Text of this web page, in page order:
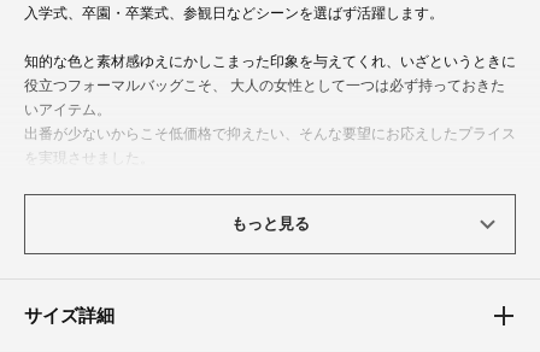
入学式、卒園・卒業式、参観日などシーンを選ばず活躍します。
知的な色と素材感ゆえにかしこまった印象を与えてくれ、いざというときに
役立つフォーマルバッグこそ、 大人の女性として一つは必ず持っておきた
いアイテム。
出番が少ないからこそ低価格で抑えたい、そんな要望にお応えしたプライス
を実現させました。
ミニ財布・ハンカチ・スマホ・お化粧品・ご祝儀袋・香典袋など必需品をキ
もっと見る
サイズ詳細